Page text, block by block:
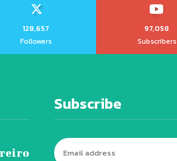
128,657
Followers
97,058
Subscribers
Subscribe